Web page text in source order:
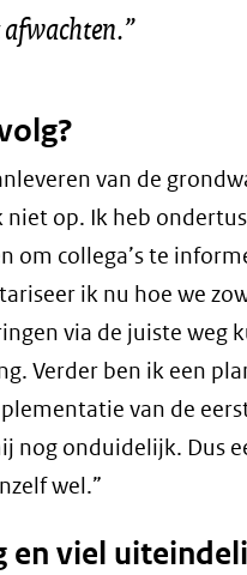
van de
op. Ik heb
om collega’s te
ik nu hoe we
via de juiste weg
Verder ben ik een
van de
nog onduidelijk. Dus
wel.”
en viel